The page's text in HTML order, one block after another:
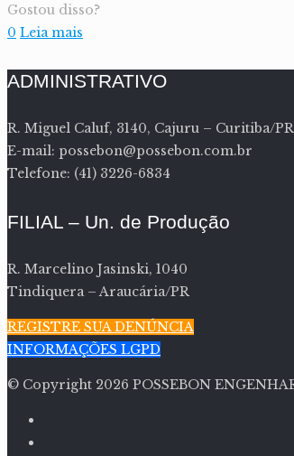
Gostou disso?
0 Leia mais
ADMINISTRATIVO
R. Miguel Caluf, 3140, Cajuru – Curitiba/
E-mail: possebon@possebon.com.br
Telefone: (41) 3226-6834
FILIAL – Un. de Produção
R. Marcelino Jasinski, 1040
Tindiquera – Araucária/PR
REGISTRE SUA DENÚNCIA
INFORMAÇÕES LGPD
© Copyright 2026 POSSEBON